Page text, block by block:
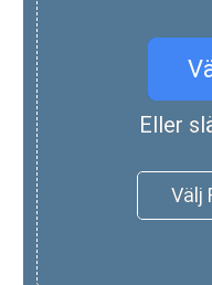
Eller
Välj